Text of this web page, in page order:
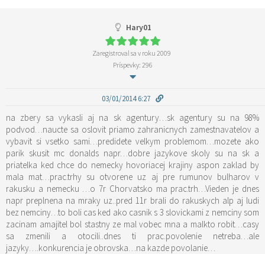
Hary01
Zaregistroval sa v roku 2009
Príspevky: 296
03/01/2014 6:27
na zbery sa vykasli aj na sk agentury…sk agentury su na 98%
podvod…naucte sa oslovit priamo zahranicnych zamestnavatelov a
vybavit si vsetko sami…predidete velkym problemom…mozete ako
parik skusit mc donalds napr…dobre jazykove skoly su na sk a
priatelka ked chce do nemecky hovoriacej krajiny aspon zaklad by
mala mat…prac.trhy su otvorene uz aj pre rumunov bulharov v
rakusku a nemecku …o 7r Chorvatsko ma prac.trh…Vieden je dnes
napr preplnena na mraky uz..pred 11r brali do rakuskych alp aj ludi
bez nemciny…to boli cas ked ako casnik s 3 slovickami z nemciny som
zacinam amajitel bol stastny ze mal vobec mna a malkto robit…casy
sa zmenili a otocili..dnes ti prac.povolenie netreba…ale
jazyky….konkurencia je obrovska…na kazde povolanie…